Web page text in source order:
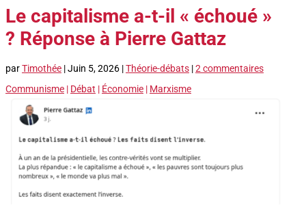
Le capitalisme a-t-il « échoué »
? Réponse à Pierre Gattaz
parTimothée |Juin 5, 2026 |Théorie-débats |2 commentaires
Communisme | Débat | Économie | Marxisme